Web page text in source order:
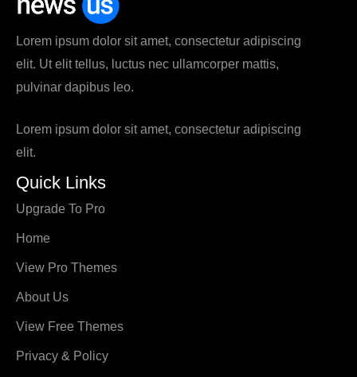
Lorem ipsum dolor sit amet, consectetur adipiscing
elit. Ut elit tellus, luctus nec ullamcorper mattis,
pulvinar dapibus leo.
Lorem ipsum dolor sit amet, consectetur adipiscing
elit.
Quick Links
Upgrade To Pro
Home
View Pro Themes
About Us
View Free Themes
Privacy & Policy